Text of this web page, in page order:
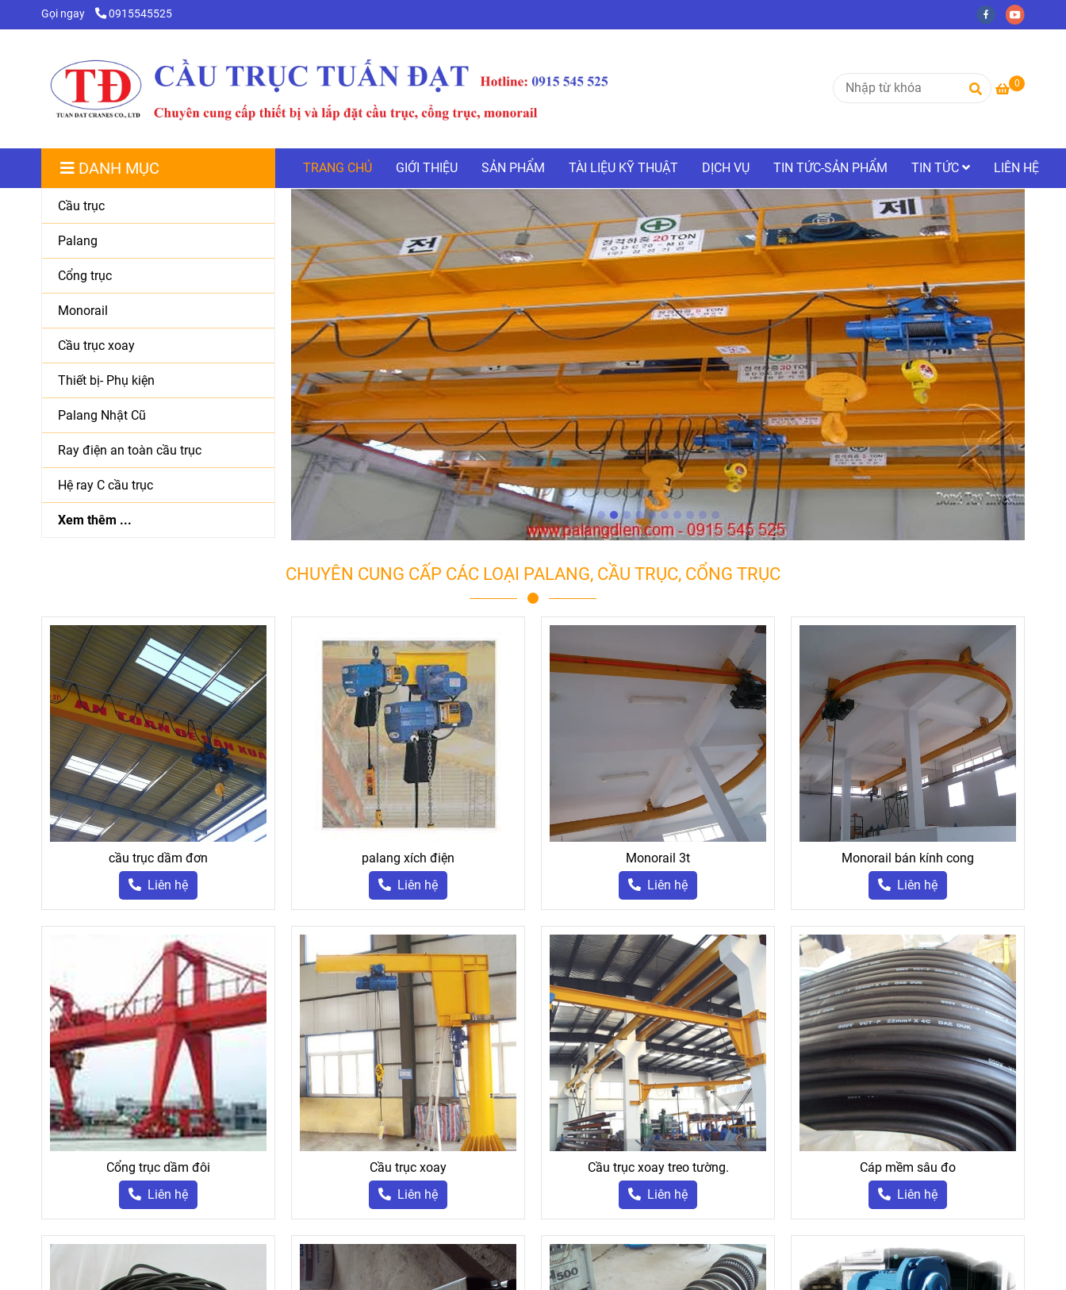
Gọi ngay 0915545525
0
DANH MỤC
Cầu trục
Palang
Cổng trục
Monorail
Cầu trục xoay
Thiết bị- Phụ kiện
Palang Nhật Cũ
Ray điện an toàn cầu trục
Hệ ray C cầu trục
Xem thêm ...
TRANG CHỦ GIỚI THIỆU SẢN PHẨM TÀI LIỆU KỸ THUẬT DỊCH VỤ TIN TỨC-SẢN PHẨM TIN TỨC LIÊN HỆ
CHUYÊN CUNG CẤP CÁC LOẠI PALANG, CẦU TRỤC, CỔNG TRỤC
cầu trục dầm đơn
Liên hệ
palang xích điện
Liên hệ
Monorail 3t
Liên hệ
Monorail bán kính cong
Liên hệ
Cổng trục dầm đôi
Liên hệ
Cầu trục xoay
Liên hệ
Cầu trục xoay treo tường.
Liên hệ
Cáp mềm sâu đo
Liên hệ